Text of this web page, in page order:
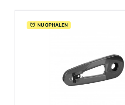
NU OPHALEN